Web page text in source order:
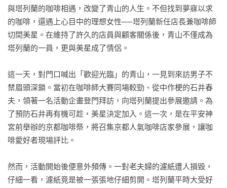
與塔列蘭的咖啡相遇，改變了青山的人生。不但找到夢寐以求
的咖啡，還遇上心目中的理想女性──塔列蘭新任店長兼咖啡師
切間美星。在維持了許久的店員與顧客關係後，青山不僅成為
塔列蘭的一員，更與美星成了情侶。
這一天，對門口喊出「歡迎光臨」的青山，一見到來訪男子不
禁眉頭深鎖。當初在咖啡師大賽同場較勁、從中作梗的石井春
夫，領著一名活動企畫登門拜訪，向塔列蘭提出參展邀請。為
了預防石井再有機可趁，美星決定加入。這一次，是在平安神
宮前舉辦的京都咖啡祭，將召集京都人氣咖啡店家參展，讓咖
啡愛好者現場評比。
然而，活動開始後便意外頻傳。一對老夫婦的濾紙遭人損毀，
仔細一看，濾紙竟是被一張張地仔細剪開。塔列蘭平時大受好